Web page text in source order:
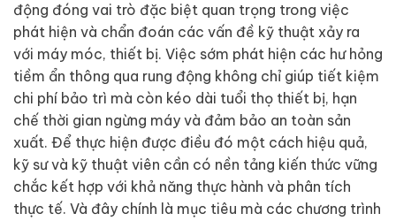
động đóng vai trò đặc biệt quan trọng trong việc
phát hiện và chẩn đoán các vấn đề kỹ thuật xảy ra
với máy móc, thiết bị. Việc sớm phát hiện các hư hỏng
tiềm ẩn thông qua rung động không chỉ giúp tiết kiệm
chi phí bảo trì mà còn kéo dài tuổi thọ thiết bị, hạn
chế thời gian ngừng máy và đảm bảo an toàn sản
xuất. Để thực hiện được điều đó một cách hiệu quả,
kỹ sư và kỹ thuật viên cần có nền tảng kiến thức vững
chắc kết hợp với khả năng thực hành và phân tích
thực tế. Và đây chính là mục tiêu mà các chương trình